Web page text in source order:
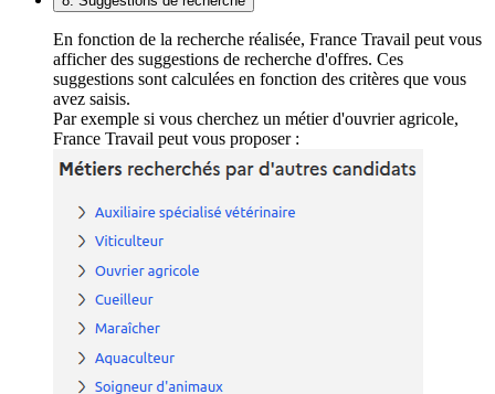
En fonction de la recherche réalisée, France Travail peut vous
afficher des suggestions de recherche d'offres. Ces
suggestions sont calculées en fonction des critères que vous
avez saisis.
Par exemple si vous cherchez un métier d'ouvrier agricole,
France Travail peut vous proposer :